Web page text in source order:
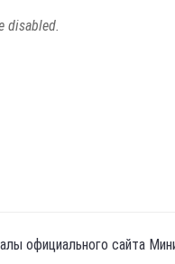
disabled.
официального сайта